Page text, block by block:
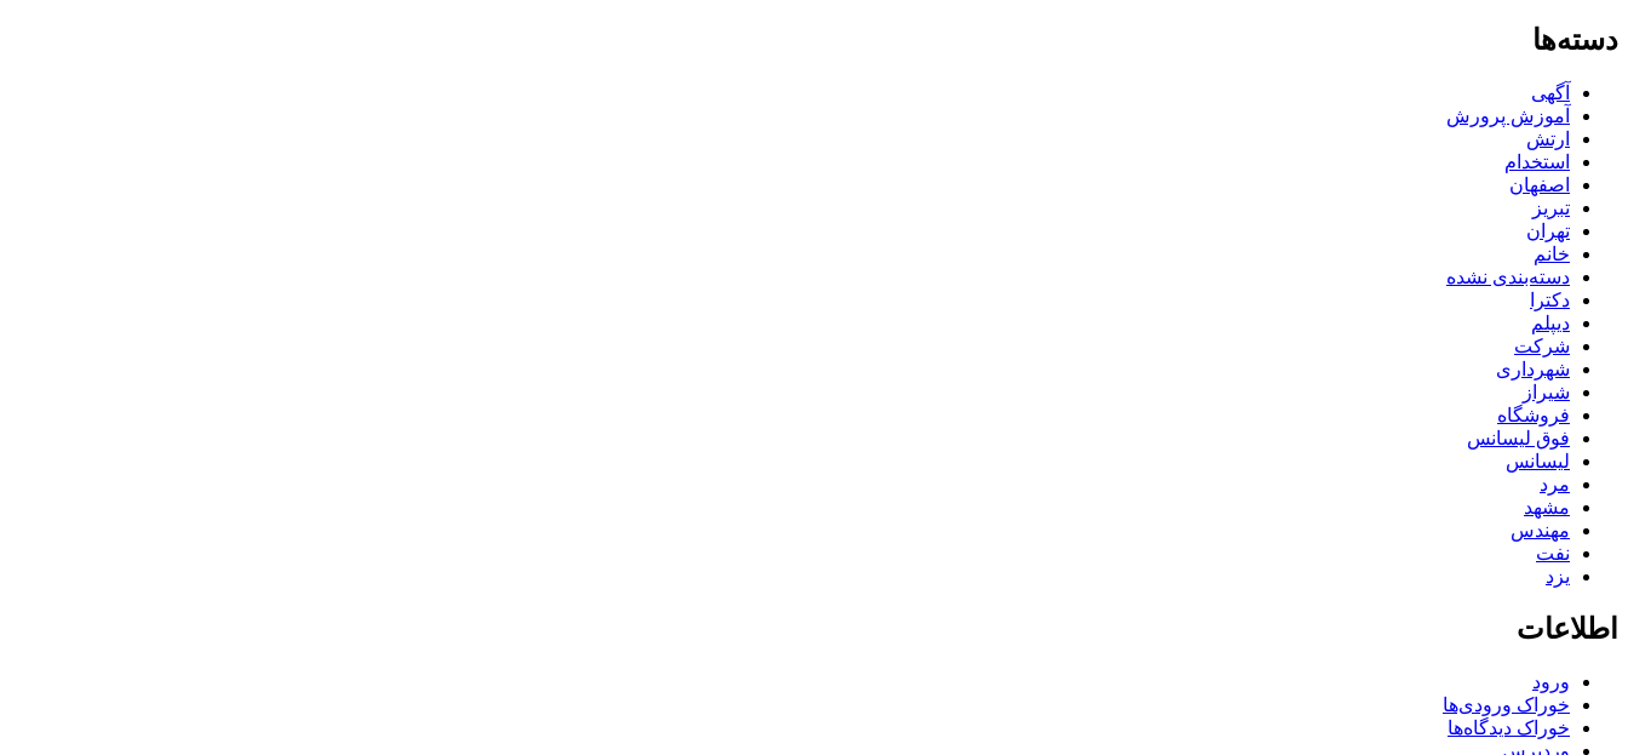
دسته‌ها
آگهی
آموزش پرورش
ارتش
استخدام
اصفهان
تبریز
تهران
خانم
دسته‌بندی نشده
دکترا
دیپلم
شرکت
شهرداری
شیراز
فروشگاه
فوق لیسانس
لیسانس
مرد
مشهد
مهندس
نفت
یزد
اطلاعات
ورود
خوراک ورودی‌ها
خوراک دیدگاه‌ها
وردپرس